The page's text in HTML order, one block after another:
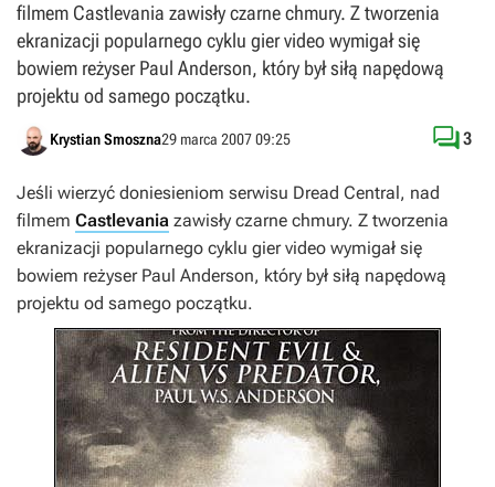
filmem Castlevania zawisły czarne chmury. Z tworzenia
ekranizacji popularnego cyklu gier video wymigał się
bowiem reżyser Paul Anderson, który był siłą napędową
projektu od samego początku.
Krystian Smoszna29 marca 2007 09:25 3
Jeśli wierzyć doniesieniom serwisu Dread Central, nad
filmem Castlevania zawisły czarne chmury. Z tworzenia
ekranizacji popularnego cyklu gier video wymigał się
bowiem reżyser Paul Anderson, który był siłą napędową
projektu od samego początku.